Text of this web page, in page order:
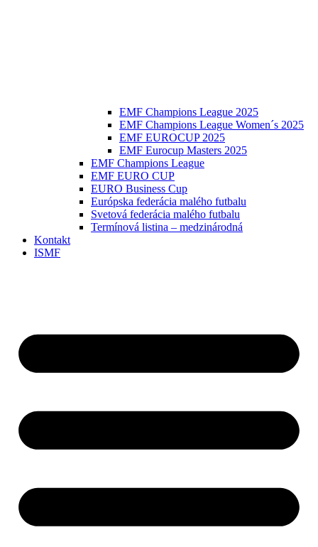
EMF Champions League 2025
EMF Champions League Women´s 2025
EMF EUROCUP 2025
EMF Eurocup Masters 2025
EMF Champions League
EMF EURO CUP
EURO Business Cup
Európska federácia malého futbalu
Svetová federácia malého futbalu
Termínová listina – medzinárodná
Kontakt
ISMF